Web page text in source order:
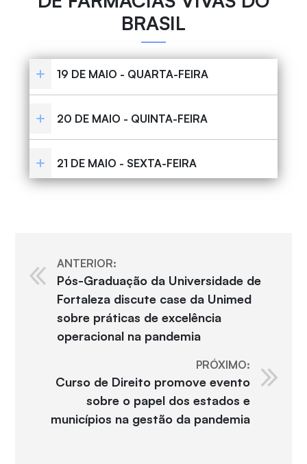
BRASIL
19 DE MAIO - QUARTA-FEIRA
20 DE MAIO - QUINTA-FEIRA
21 DE MAIO - SEXTA-FEIRA
ANTERIOR:
Pós-Graduação da Universidade de
Fortaleza discute case da Unimed
sobre práticas de excelência
operacional na pandemia
PRÓXIMO:
Curso de Direito promove evento
sobre o papel dos estados e
municípios na gestão da pandemia